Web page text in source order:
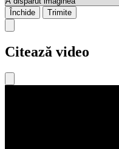
Închide Trimite
Citează video